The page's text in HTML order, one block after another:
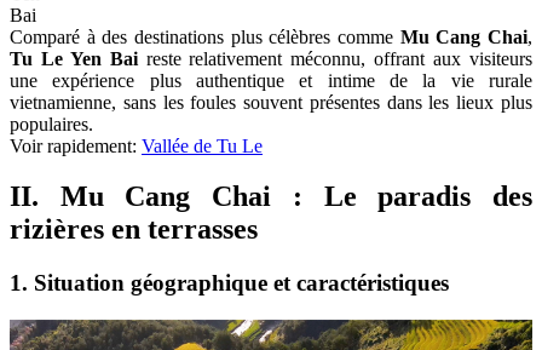
Bai
Comparé à des destinations plus célèbres comme Mu Cang Chai,
Tu Le Yen Baireste relativement méconnu, offrant aux visiteurs
une expérience plus authentique et intime de la vie rurale
vietnamienne, sans les foules souvent présentes dans les lieux plus
populaires.
Voir rapidement: Vallée de Tu Le
II. Mu Cang Chai : Le paradis des
rizières en terrasses
1. Situation géographique et caractéristiques